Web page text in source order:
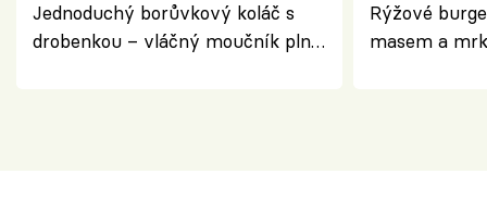
Jednoduchý borůvkový koláč s
drobenkou – vláčný moučník plný
Rýžové
masem a